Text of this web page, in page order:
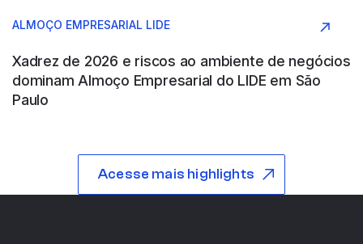
ALMOÇO EMPRESARIAL LIDE
Xadrez de 2026 e riscos ao ambiente de negócios
dominam Almoço Empresarial do LIDE em São
Paulo
Acesse mais highlights